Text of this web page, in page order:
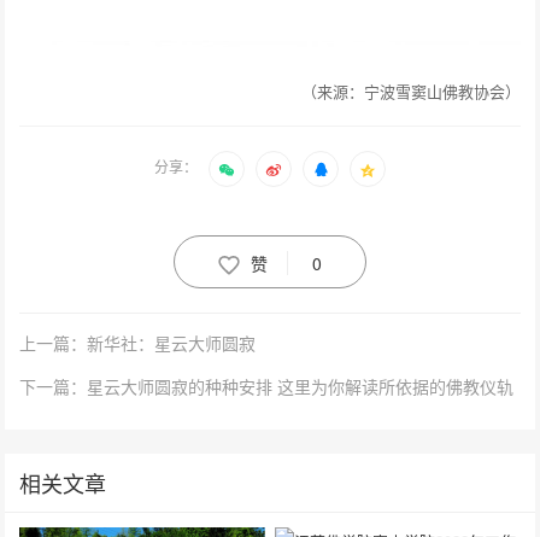
（来源：宁波雪窦山佛教协会）
分享：
赞 0
上一篇：新华社：星云大师圆寂
下一篇：星云大师圆寂的种种安排 这里为你解读所依据的佛教仪轨
相关文章